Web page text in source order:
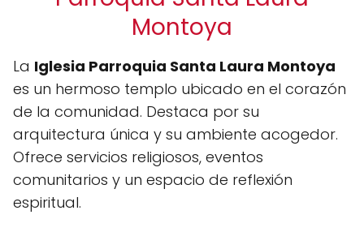
Montoya
La Iglesia Parroquia Santa Laura Montoya
es un hermoso templo ubicado en el corazón
de la comunidad. Destaca por su
arquitectura única y su ambiente acogedor.
Ofrece servicios religiosos, eventos
comunitarios y un espacio de reflexión
espiritual.